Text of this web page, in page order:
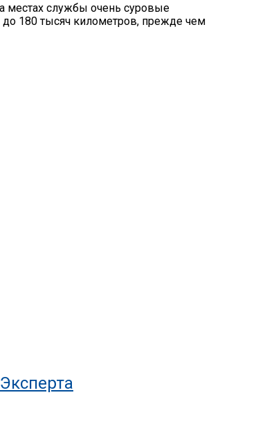
местах службы очень суровые
до 180 тысяч километров, прежде чем